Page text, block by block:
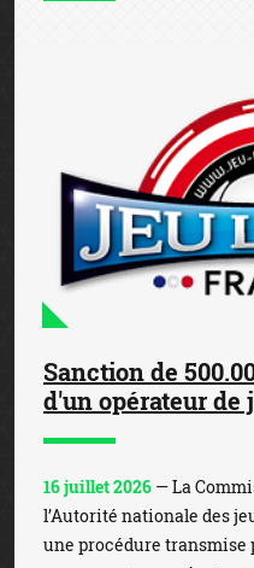
Sanction de
d'un opérateur de
16 juillet 2026 — La
l’Autorité nationale des
une procédure transmise